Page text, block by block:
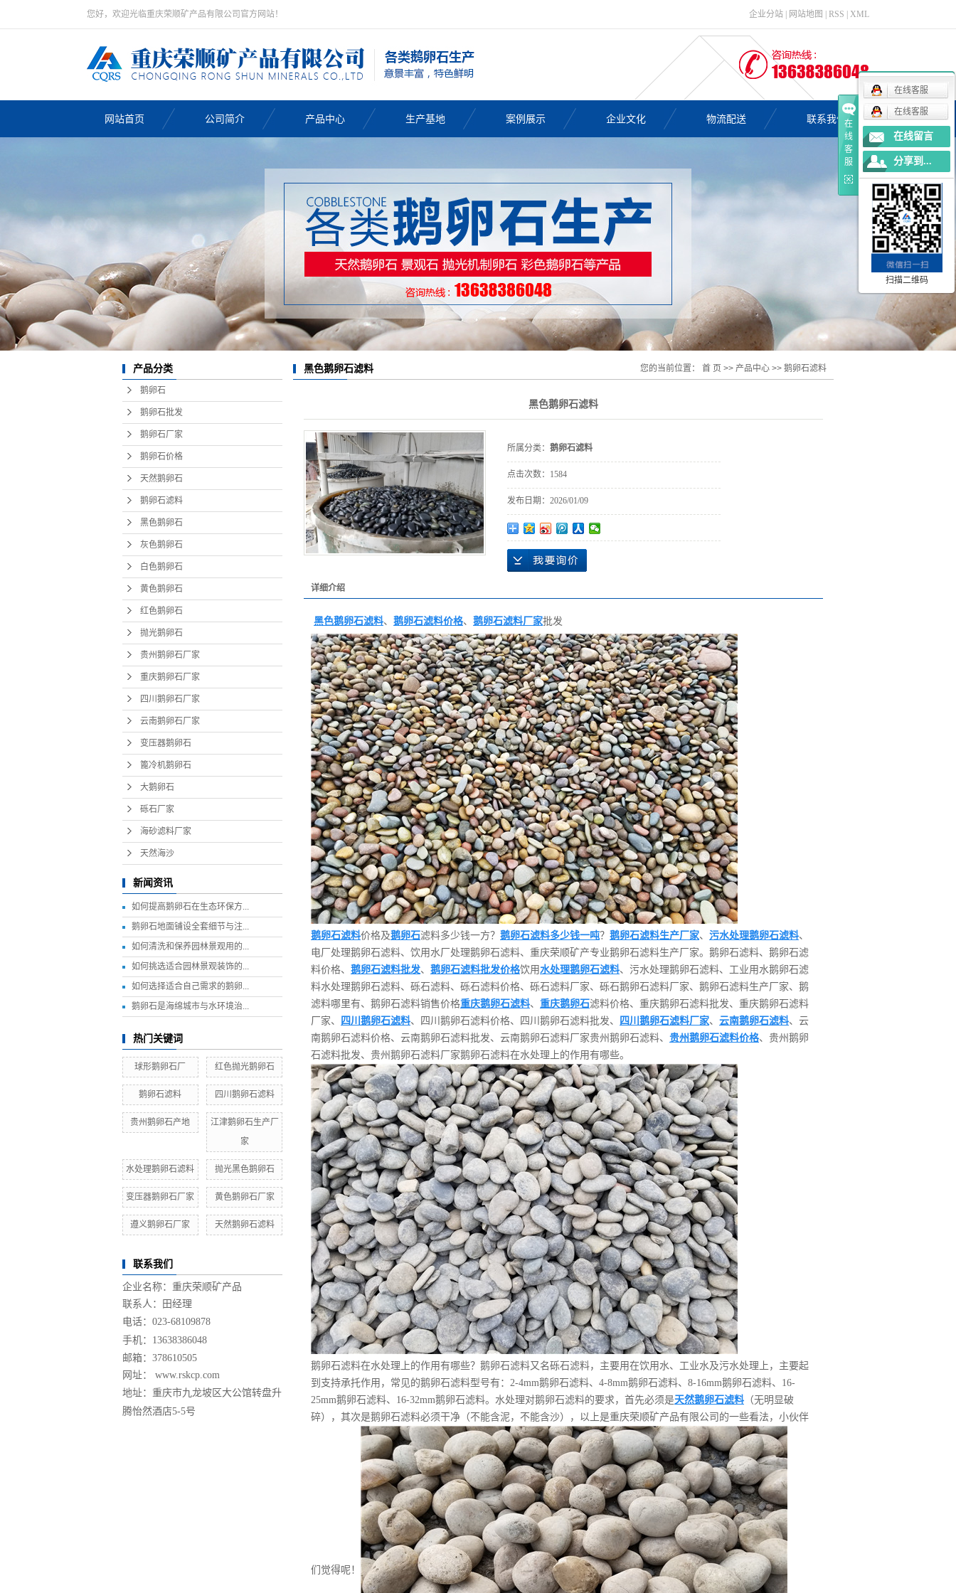
您好，欢迎光临重庆荣顺矿产品有限公司官方网站！ 企业分站 网站地图 RSS XML
网站首页 公司简介 产品中心
鹅卵石厂家
鹅卵石价格
天然鹅卵石
灰色鹅卵石
白色鹅卵石
红色鹅卵石
抛光鹅卵石
贵州鹅卵石厂家
重庆鹅卵石厂家
四川鹅卵石厂家
云南鹅卵石厂家
变压器鹅卵石
大鹅卵石
砾石厂家
海砂滤料厂家
天然海沙
生产基地 案例展示 企业文化 物流配送 联系我们
产品分类
鹅卵石
鹅卵石批发
鹅卵石厂家
鹅卵石价格
天然鹅卵石
鹅卵石滤料
黑色鹅卵石
灰色鹅卵石
白色鹅卵石
黄色鹅卵石
红色鹅卵石
抛光鹅卵石
贵州鹅卵石厂家
重庆鹅卵石厂家
四川鹅卵石厂家
云南鹅卵石厂家
变压器鹅卵石
篦冷机鹅卵石
大鹅卵石
砾石厂家
海砂滤料厂家
天然海沙
新闻资讯
如何提高鹅卵石在生态环保方...
鹅卵石地面铺设全套细节与注...
如何清洗和保养园林景观用的...
如何挑选适合园林景观装饰的...
如何选择适合自己需求的鹅卵...
鹅卵石是海绵城市与水环境治...
热门关键词
球形鹅卵石厂 红色抛光鹅卵石
鹅卵石滤料 四川鹅卵石滤料
贵州鹅卵石产地
江津鹅卵石生产厂
家
水处理鹅卵石滤料 抛光黑色鹅卵石
变压器鹅卵石厂家 黄色鹅卵石厂家
遵义鹅卵石厂家 天然鹅卵石滤料
联系我们
企业名称：重庆荣顺矿产品
联系人：田经理
电话： 023-68109878
手机： 13638386048
邮箱：378610505
网址： www.rskcp.com
地址： 重庆市九龙坡区大公馆转盘升
腾怡然酒店5-5号
黑色鹅卵石滤料 您的当前位置： 首 页 >> 产品中心 >> 鹅卵石滤料
黑色鹅卵石滤料
所属分类： 鹅卵石滤料
点击次数： 1584
发布日期： 2026/01/09
详细介绍
黑色鹅卵石滤料、 鹅卵石滤料价格、 鹅卵石滤料厂家批发
鹅卵石滤料价格及鹅卵石滤料多少钱一方？ 鹅卵石滤料多少钱一吨？ 鹅卵石滤料生产厂家、 污水处理鹅卵石滤料、
电厂处理鹅卵石滤料、饮用水厂处理鹅卵石滤料、重庆荣顺矿产专业鹅卵石滤料生产厂家。鹅卵石滤料、鹅卵石滤
料价格、 鹅卵石滤料批发、 鹅卵石滤料批发价格饮用水处理鹅卵石滤料、污水处理鹅卵石滤料、工业用水鹅卵石滤
料水处理鹅卵石滤料、砾石滤料、砾石滤料价格、砾石滤料厂家、砾石鹅卵石滤料厂家、鹅卵石滤料生产厂家、鹅
滤料哪里有、鹅卵石滤料销售价格重庆鹅卵石滤料、 重庆鹅卵石滤料价格、重庆鹅卵石滤料批发、重庆鹅卵石滤料
厂家、
四川鹅卵石滤料、四川鹅卵石滤料价格、四川鹅卵石滤料批发、 四川鹅卵石滤料厂家、 云南鹅卵石滤料、云
南鹅卵石滤料价格、云南鹅卵石滤料批发、云南鹅卵石滤料厂家贵州鹅卵石滤料、 贵州鹅卵石滤料价格、贵州鹅卵
石滤料批发、贵州鹅卵石滤料厂家鹅卵石滤料在水处理上的作用有哪些。
鹅卵石滤料在水处理上的作用有哪些？鹅卵石滤料又名砾石滤料，主要用在饮用水、工业水及污水处理上，主要起
到支持承托作用，常见的鹅卵石滤料型号有： 2-4mm鹅卵石滤料、 4-8mm鹅卵石滤料、 8-16mm鹅卵石滤料、 16-
25mm鹅卵石滤料、 16-32mm鹅卵石滤料。水处理对鹅卵石滤料的要求，首先必须是天然鹅卵石滤料 （无明显破
碎），其次是鹅卵石滤料必须干净（不能含泥，不能含沙），以上是重庆荣顺矿产品有限公司的一些看法，小伙伴
们觉得呢！
在
线
客
服
在线客服
在线客服
在线留言
分享到...
扫描二维码